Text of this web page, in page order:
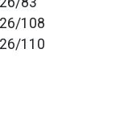
108
110